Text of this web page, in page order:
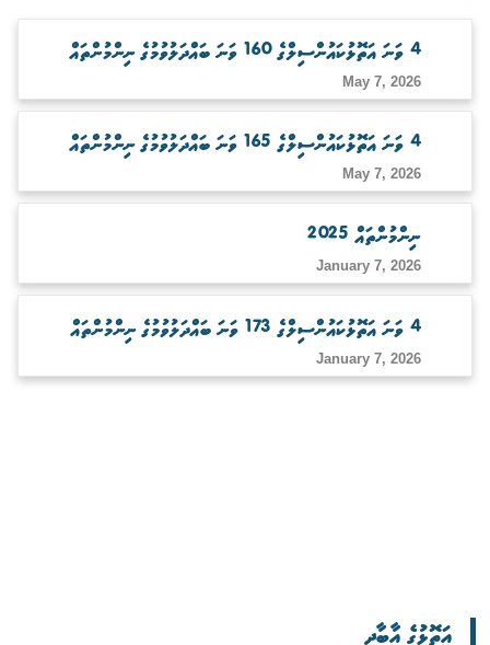
4 ވަނަ އަތޮޅުކައުންސިލްގެ 160 ވަނަ ބައްދަލުވުމުގެ ނިންމުންތައް
May 7, 2026
4 ވަނަ އަތޮޅުކައުންސިލްގެ 165 ވަނަ ބައްދަލުވުމުގެ ނިންމުންތައް
May 7, 2026
ނިންމުންތައް 2025
January 7, 2026
4 ވަނަ އަތޮޅުކައުންސިލްގެ 173 ވަނަ ބައްދަލުވުމުގެ ނިންމުންތައް
January 7, 2026